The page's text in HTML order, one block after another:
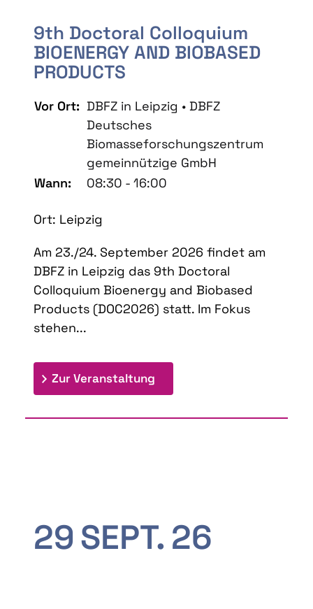
9th Doctoral Colloquium
BIOENERGY AND BIOBASED
PRODUCTS
Vor Ort: DBFZ in Leipzig • DBFZ
Deutsches
Biomasseforschungszentrum
gemeinnützige GmbH
Wann:
08:30 - 16:00
Ort: Leipzig
Am 23./24. September 2026 findet am
DBFZ in Leipzig das 9th Doctoral
Colloquium Bioenergy and Biobased
Products (DOC2026) statt. Im Fokus
stehen...
Zur Veranstaltung
29SEPT. 26